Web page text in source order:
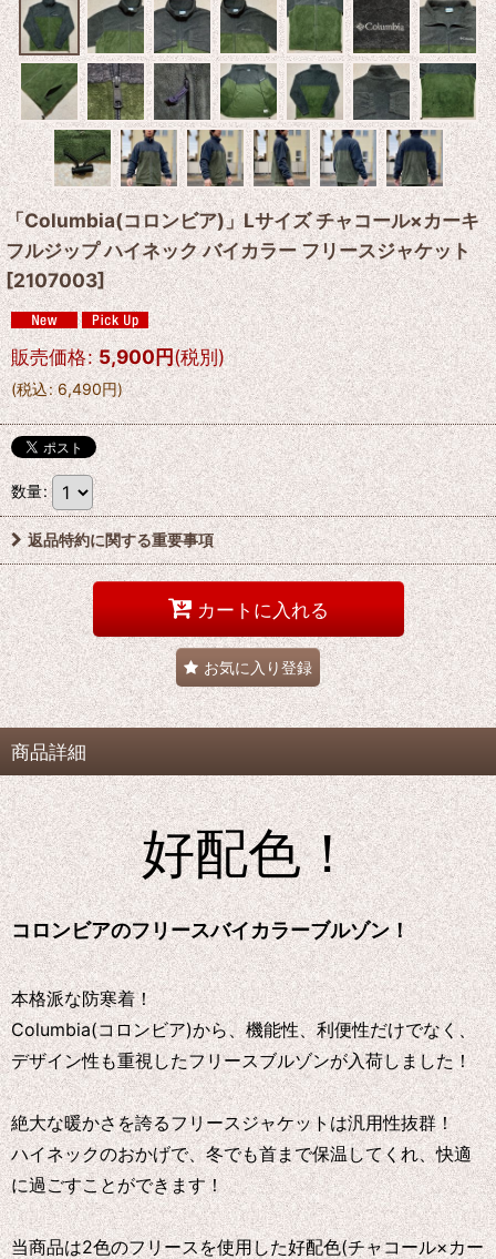
「Columbia(コロンビア)」Lサイズ チャコール×カーキ
フルジップ ハイネック バイカラー フリースジャケット
[2107003]
販売価格: 5,900円(税別)
(税込: 6,490円)
数量:
返品特約に関する重要事項
カートに入れる
お気に入り登録
商品詳細
好配色！
コロンビアのフリースバイカラーブルゾン！
本格派な防寒着！
Columbia(コロンビア)から、機能性、利便性だけでなく、
デザイン性も重視したフリースブルゾンが入荷しました！
絶大な暖かさを誇るフリースジャケットは汎用性抜群！
ハイネックのおかげで、冬でも首まで保温してくれ、快適
に過ごすことができます！
当商品は2色のフリースを使用した好配色(チャコール×カー